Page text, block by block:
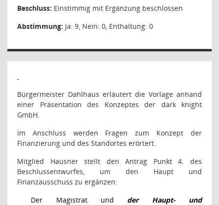
Beschluss: Einstimmig mit Ergänzung beschlossen
Abstimmung: Ja: 9, Nein: 0, Enthaltung: 0
Bürgermeister Dahlhaus erläutert die Vorlage anhand
einer Präsentation des Konzeptes der dark knight
GmbH.
Im Anschluss werden Fragen zum Konzept der
Finanzierung und des Standortes erörtert.
Mitglied Hausner stellt den Antrag Punkt 4. des
Beschlussentwurfes, um den Haupt und
Finanzausschuss zu ergänzen:
Der Magistrat und der Haupt- und